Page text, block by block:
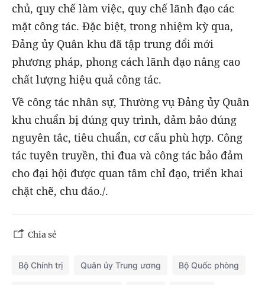
chủ, quy chế làm việc, quy chế lãnh đạo các
mặt công tác. Đặc biệt, trong nhiệm kỳ qua,
Đảng ủy Quân khu đã tập trung đổi mới
phương pháp, phong cách lãnh đạo nâng cao
chất lượng hiệu quả công tác.
Về công tác nhân sự, Thường vụ Đảng ủy Quân
khu chuẩn bị đúng quy trình, đảm bảo đúng
nguyên tắc, tiêu chuẩn, cơ cấu phù hợp. Công
tác tuyên truyền, thi đua và công tác bảo đảm
cho đại hội được quan tâm chỉ đạo, triển khai
chặt chẽ, chu đáo./.
Chia sẻ
Bộ Chính trị Quân ủy Trung ương Bộ Quốc phòng